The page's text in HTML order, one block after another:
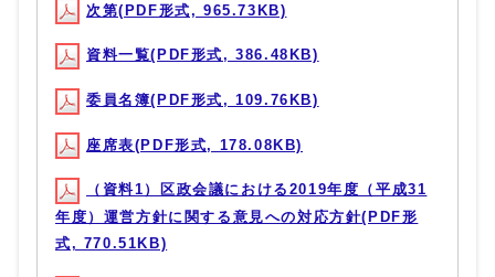
次第(PDF形式, 965.73KB)
資料一覧(PDF形式, 386.48KB)
委員名簿(PDF形式, 109.76KB)
座席表(PDF形式, 178.08KB)
（資料1）区政会議における2019年度（平成31
年度）運営方針に関する意見への対応方針(PDF形
式, 770.51KB)